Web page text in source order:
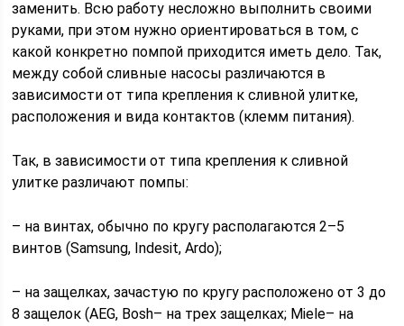
заменить. Всю работу несложно выполнить своими
руками, при этом нужно ориентироваться в том, с
какой конкретно помпой приходится иметь дело. Так,
между собой сливные насосы различаются в
зависимости от типа крепления к сливной улитке,
расположения и вида контактов (клемм питания).
Так, в зависимости от типа крепления к сливной
улитке различают помпы:
– на винтах, обычно по кругу располагаются 2–5
винтов (Samsung, Indesit, Ardo);
– на защелках, зачастую по кругу расположено от 3 до
8 защелок (AEG, Bosh– на трех защелках; Miele– на